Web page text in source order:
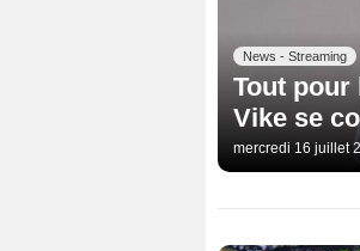
News - Streaming
Tout pour
Vike se
mercredi 16 juillet